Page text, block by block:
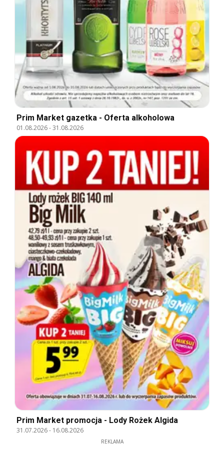
Prim Market gazetka - Oferta alkoholowa
01.08.2026-31.08.2026
Prim Market promocja - Lody Rożek Algida
31.07.2026- 16.08.2026
REKLAMA